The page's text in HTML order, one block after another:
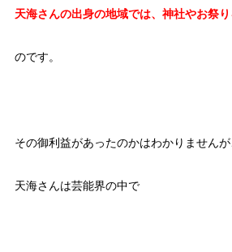
天海さんの出身の地域では、神社やお祭
のです。
その御利益があったのかはわかりませんが
天海さんは芸能界の中で